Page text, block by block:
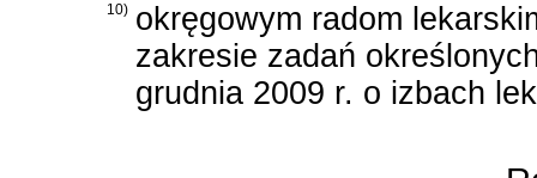
10) okręgowym radom
zakresie zadań
grudnia 2009 r. o izbach